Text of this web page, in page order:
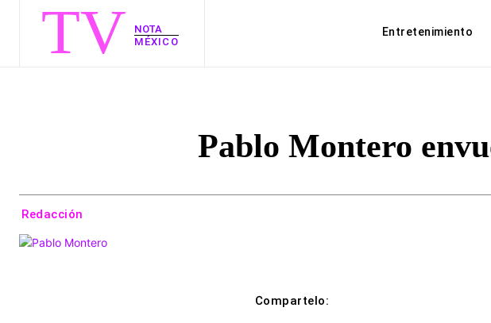
TV
NOTA
MÉXICO
Entretenimiento
Pablo Montero
Redacción
Compartelo: